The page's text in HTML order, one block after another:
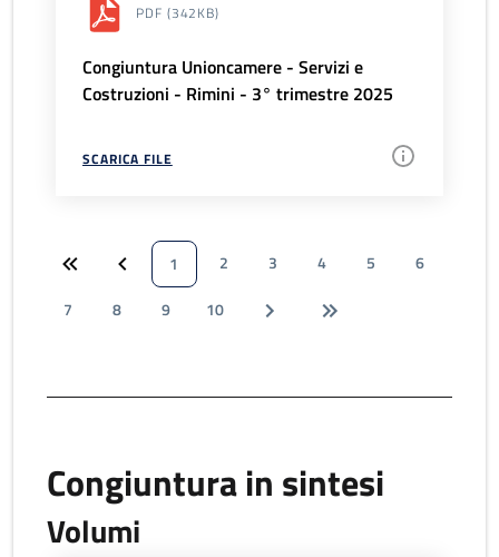
PDF (342KB)
Congiuntura Unioncamere - Servizi e
Costruzioni - Rimini - 3° trimestre 2025
SCARICA FILE
1 2 3 4 5
6
7
8 9 10
Congiuntura in sintesi
Volumi